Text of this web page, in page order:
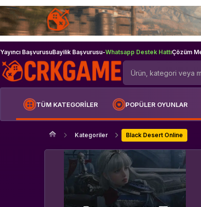
Yayıncı BaşvurusuBayilik Başvurusu-Whatsapp Destek HattıÇözüm
TÜM KATEGORİLER POPÜLER OYUNLAR
Kategoriler Black Desert Online